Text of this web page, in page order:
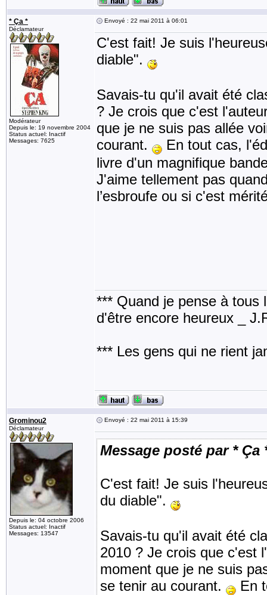
* Ça *
Déclamateur
Modérateur
Depuis le: 19 novembre 2004
Status actuel: Inactif
Messages: 7625
Envoyé : 22 mai 2011 à 06:01
C'est fait! Je suis
diable".
Savais-tu qu'il avait été
? Je crois que c'est
que je ne suis pas allée
courant.
En tout cas,
livre d'un magnifique
J'aime tellement pas
l’esbroufe ou si c'est
*** Quand je pense à tous
d'être encore heureux _
*** Les gens qui ne rient
Grominou2
Déclamateur
Depuis le: 04 octobre 2006
Status actuel: Inactif
Messages: 13547
Envoyé : 22 mai 2011 à 15:39
Message posté par * Ça
C'est fait! Je suis
du diable".
Savais-tu qu'il avait été
2010 ? Je crois que c'est
moment que je ne suis
se tenir au courant.
En